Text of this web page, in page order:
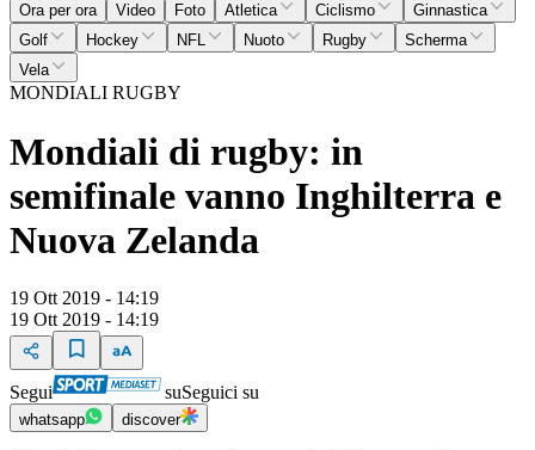
Ora per ora Video Foto Atletica Ciclismo
Ginnastica
Golf
Hockey NFL Nuoto Rugby
Scherma
Vela
MONDIALI RUGBY
Mondiali di rugby: in
semifinale vanno Inghilterra e
Nuova Zelanda
19 Ott 2019 - 14:19
19 Ott 2019 - 14:19
Segui suSeguici su
whatsapp discover